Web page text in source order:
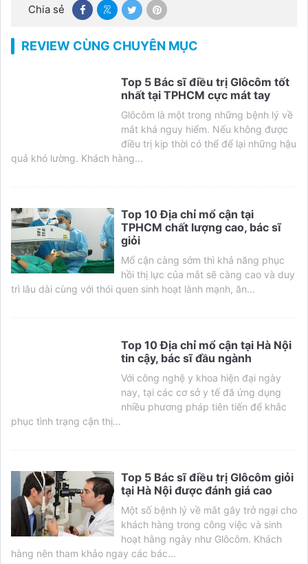
Chia sẻ
REVIEW CÙNG CHUYÊN MỤC
Top 5 Bác sĩ điều trị Glôcôm tốt
nhất tại TPHCM cực mát tay
Glôcôm là một trong những bệnh lý về
mắt khá nguy hiểm. Nếu không được
điều trị kịp thời có thể để lại những hậu
quả khó lường. Khách hàng...
Top 10 Địa chỉ mổ cận tại
TPHCM chất lượng cao, bác sĩ
giỏi
Mổ cận càng sớm thì khả năng phục
hồi thị lực của mắt sẽ càng cao và duy
trì lâu dài cùng với thói quen sinh hoạt lành mạnh, ăn...
Top 10 Địa chỉ mổ cận tại Hà Nội
tin cậy, bác sĩ đầu ngành
Với công nghệ y khoa hiện đại ngày
nay, tại các cơ sở y tế đã ứng dụng
nhiều phương pháp tiên tiến để khắc
phục tình trạng cận thị...
Top 5 Bác sĩ điều trị Glôcôm giỏi
tại Hà Nội được đánh giá cao
Một số bệnh lý về mắt gây trở ngại cho
khách hàng trong công việc và sinh
hoạt hằng ngày như Glôcôm. Khách
hàng nên tham khảo ngay các bác...